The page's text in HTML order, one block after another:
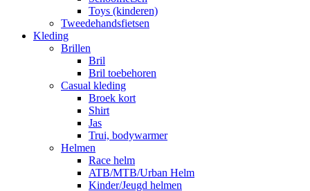
Toys (kinderen)
Tweedehandsfietsen
Kleding
Brillen
Bril
Bril toebehoren
Casual kleding
Broek kort
Shirt
Jas
Trui, bodywarmer
Helmen
Race helm
ATB/MTB/Urban Helm
Kinder/Jeugd helmen